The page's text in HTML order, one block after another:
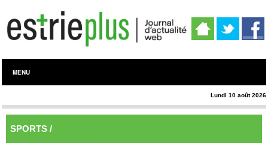
MENU
Lundi 10 août 2026
SPORTS /